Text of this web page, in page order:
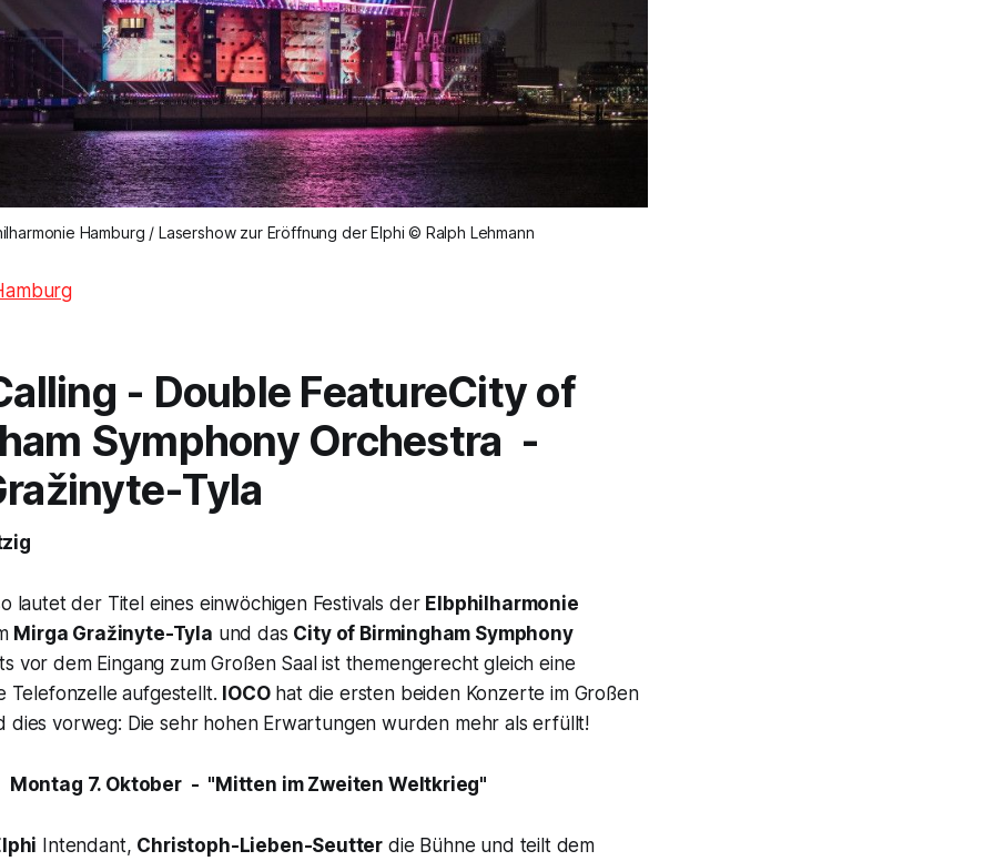
Hamburg / Lasershow zur Eröffnung der Elphi © Ralph Lehmann
- Double FeatureCity of
Symphony Orchestra -
Tyla
lautet der Titel eines einwöchigen Festivals der Elbphilharmonie
Mirga Gražinyte-Tyla und das City of Birmingham Symphony
vor dem Eingang zum Großen Saal ist themengerecht gleich eine
Telefonzelle aufgestellt. IOCOhat die ersten beiden Konzerte im Großen
dies vorweg: Die sehr hohen Erwartungen wurden mehr als erfüllt!
Montag 7. Oktober - "Mitten im Zweiten Weltkrieg"
Intendant, Christoph-Lieben-Seutter die Bühne und teilt dem